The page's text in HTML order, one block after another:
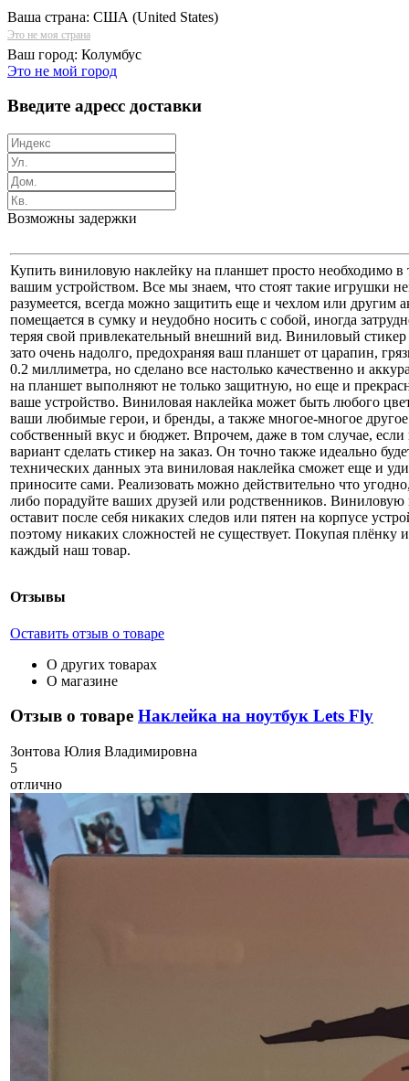
Ваша страна: США (United States)
Это не моя страна
Ваш город: Колумбус
Это не мой город
Введите адресс доставки
Возможны задержки
Купить виниловую наклейку на планшет просто необходимо
вашим устройством. Все мы знаем, что стоят такие игрушки
разумеется, всегда можно защитить еще и чехлом или другим
помещается в сумку и неудобно носить с собой, иногда
теряя свой привлекательный внешний вид. Виниловый стикер
зато очень надолго, предохраняя ваш планшет от царапин,
0.2 миллиметра, но сделано все настолько качественно и
на планшет выполняют не только защитную, но еще и
ваше устройство. Виниловая наклейка может быть любого
ваши любимые герои, и бренды, а также многое-многое
собственный вкус и бюджет. Впрочем, даже в том случае,
вариант сделать стикер на заказ. Он точно также идеально
технических данных эта виниловая наклейка сможет еще и
приносите сами. Реализовать можно действительно что
либо порадуйте ваших друзей или родственников. Виниловую
оставит после себя никаких следов или пятен на корпусе
поэтому никаких сложностей не существует. Покупая плёнку
каждый наш товар.
Отзывы
Оставить отзыв о товаре
О других товарах
О магазине
Отзыв о товаре Наклейка на ноутбук Lets Fly
Зонтова Юлия Владимировна
5
отлично